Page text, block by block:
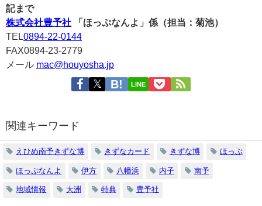
記まで
株式会社豊予社 「ほっぷなんよ」係（担当：菊池）
TEL0894-22-0144
FAX0894-23-2779
メール mac@houyosha.jp
LINE
関連キーワード
えひめ南予きずな博 きずなカード きずな博 ほっぷ
ほっぷなんよ 伊方 八幡浜 内子 南予
地域情報 大洲 特典 豊予社